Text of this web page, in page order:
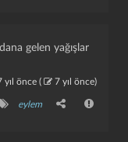
gelen yağışlar
yıl önce ( 7 yıl önce)
eylem